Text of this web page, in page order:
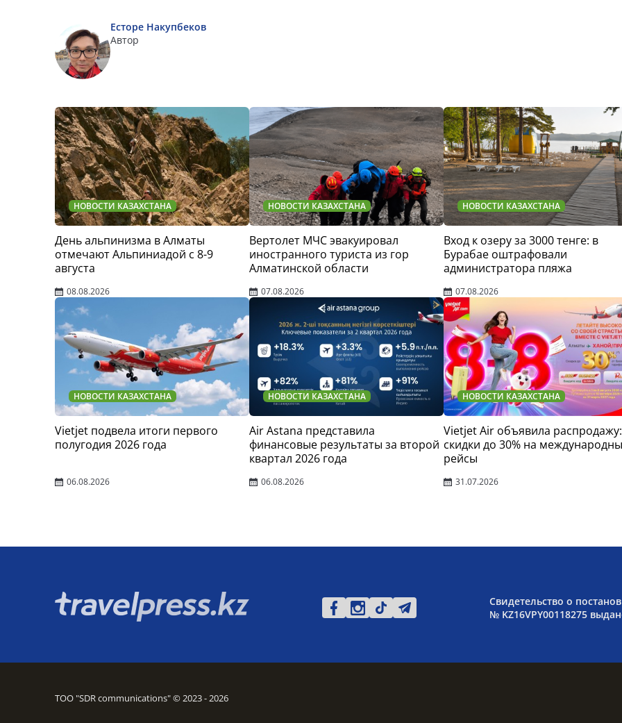
Есторе Накупбеков
Автор
НОВОСТИ КАЗАХСТАНА
День альпинизма в Алматы
отмечают Альпиниадой с 8-9
августа
08.08.2026
НОВОСТИ КАЗАХСТАНА
Вертолет МЧС эвакуировал
иностранного туриста из гор
Алматинской области
07.08.2026
НОВОСТИ КАЗАХСТАНА
Вход к озеру за 3000 тенге: в
Бурабае оштрафовали
администратора пляжа
07.08.2026
НОВОСТИ КАЗАХСТАНА
Vietjet подвела итоги первого
полугодия 2026 года
06.08.2026
НОВОСТИ КАЗАХСТАНА
Air Astana представила
финансовые результаты за второй
квартал 2026 года
06.08.2026
НОВОСТИ КАЗАХСТАНА
Vietjet Air объявила распродажу:
скидки до 30% на
рейсы
31.07.2026
Свидетельство о
№ KZ16VPY00118275
ТОО "SDR communications" © 2023 - 2026